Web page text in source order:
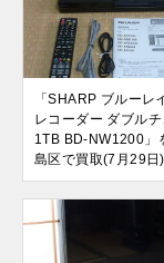
「SHARP ブルーレ
レコーダー ダブル
1TB BD-NW1200」
島区で買取(7月29日)